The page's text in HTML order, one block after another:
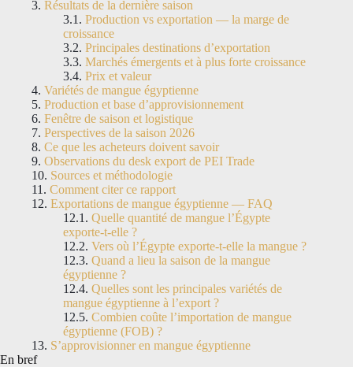
Résultats de la dernière saison
Production vs exportation — la marge de
croissance
Principales destinations d’exportation
Marchés émergents et à plus forte croissance
Prix et valeur
Variétés de mangue égyptienne
Production et base d’approvisionnement
Fenêtre de saison et logistique
Perspectives de la saison 2026
Ce que les acheteurs doivent savoir
Observations du desk export de PEI Trade
Sources et méthodologie
Comment citer ce rapport
Exportations de mangue égyptienne — FAQ
Quelle quantité de mangue l’Égypte
exporte-t-elle ?
Vers où l’Égypte exporte-t-elle la mangue ?
Quand a lieu la saison de la mangue
égyptienne ?
Quelles sont les principales variétés de
mangue égyptienne à l’export ?
Combien coûte l’importation de mangue
égyptienne (FOB) ?
S’approvisionner en mangue égyptienne
En bref